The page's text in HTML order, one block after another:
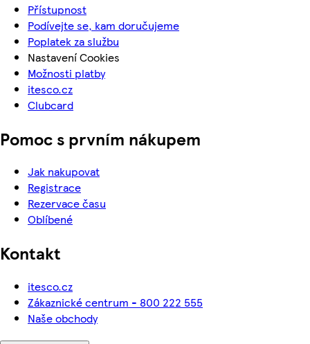
Přístupnost
Podívejte se, kam doručujeme
Poplatek za službu
Nastavení Cookies
Možnosti platby
itesco.cz
Clubcard
Pomoc s prvním nákupem
Jak nakupovat
Registrace
Rezervace času
Oblíbené
Kontakt
itesco.cz
Zákaznické centrum - 800 222 555
Naše obchody